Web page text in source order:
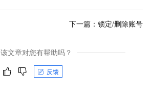
下一篇： 锁定/删除账号
该文章对您有帮助吗？
反馈